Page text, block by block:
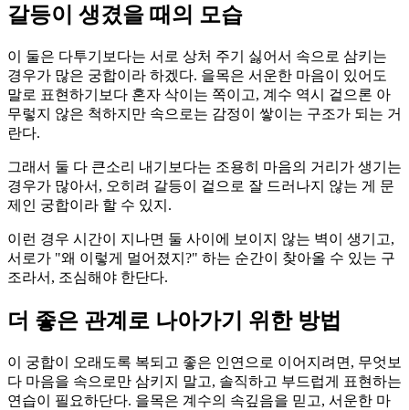
갈등이 생겼을 때의 모습
이 둘은 다투기보다는 서로 상처 주기 싫어서 속으로 삼키는
경우가 많은 궁합이라 하겠다. 을목은 서운한 마음이 있어도
말로 표현하기보다 혼자 삭이는 쪽이고, 계수 역시 겉으론 아
무렇지 않은 척하지만 속으로는 감정이 쌓이는 구조가 되는 거
란다.
그래서 둘 다 큰소리 내기보다는 조용히 마음의 거리가 생기는
경우가 많아서, 오히려 갈등이 겉으로 잘 드러나지 않는 게 문
제인 궁합이라 할 수 있지.
이런 경우 시간이 지나면 둘 사이에 보이지 않는 벽이 생기고,
서로가 "왜 이렇게 멀어졌지?" 하는 순간이 찾아올 수 있는 구
조라서, 조심해야 한단다.
더 좋은 관계로 나아가기 위한 방법
이 궁합이 오래도록 복되고 좋은 인연으로 이어지려면, 무엇보
다 마음을 속으로만 삼키지 말고, 솔직하고 부드럽게 표현하는
연습이 필요하단다. 을목은 계수의 속깊음을 믿고, 서운한 마